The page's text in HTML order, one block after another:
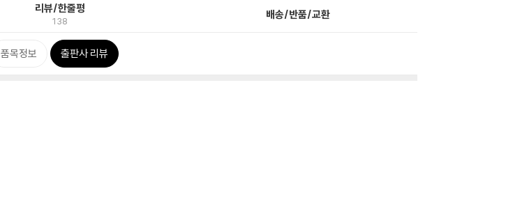
리뷰/한줄평
138 배송/반품/교환
품목정보 출판사 리뷰